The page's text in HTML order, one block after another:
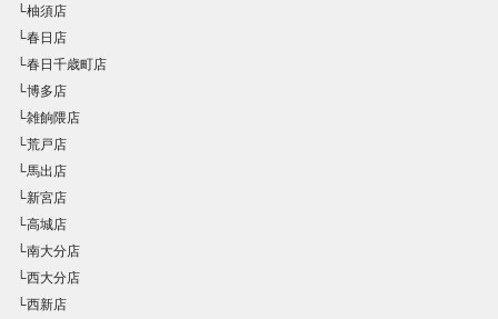
└柚須店
└春日店
└春日千歳町店
└博多店
└雑餉隈店
└荒戸店
└馬出店
└新宮店
└高城店
└南大分店
└西大分店
└西新店